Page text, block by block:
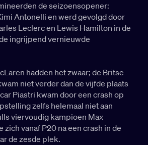
de seizoensopener:
Antonelli en werd gevolgd door
Leclerc en Lewis Hamilton in de
ingrijpend vernieuwde
hadden het zwaar; de Britse
niet verder dan de vijfde plaats
Piastri kwam door een crash op
zelfs helemaal niet aan
viervoudig kampioen Max
vanaf P20 na een crash in de
de zesde plek.